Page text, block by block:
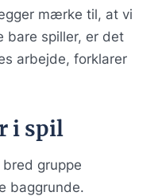
mærke til, at vi
bare spiller, er det
arbejde, forklarer
i spil
gruppe
baggrunde.